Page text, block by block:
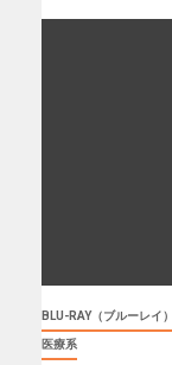
BLU-RAY（ブルーレイ）
医療系